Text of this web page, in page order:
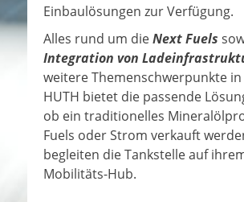
Einbaulösungen zur Verfügung.
Alles rund um dieNext Fuels
Integration von
weitere Themenschwerpunkte in
HUTH bietet die passende
ob ein traditionelles
Fuels oder Strom verkauft
begleiten die Tankstelle auf
Mobilitäts-Hub.